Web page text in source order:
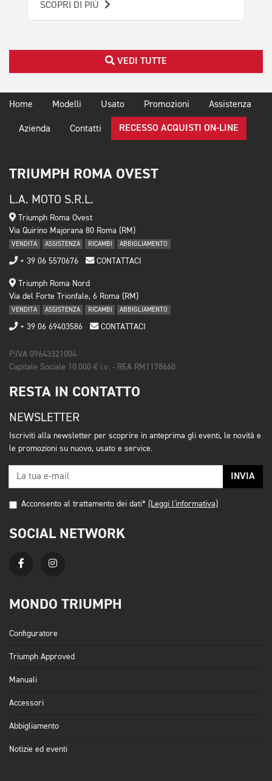
SCOPRI DI PIÙ
VEDI TUTTE
Home Modelli Usato Promozioni Assistenza
Azienda Contatti RECESSO ACQUISTI ON-LINE
TRIUMPH ROMA OVEST
L.A. MOTO S.R.L.
Triumph Roma Ovest
Via Quirino Majorana 80 Roma (RM)
VENDITA ASSISTENZA RICAMBI ABBIGLIAMENTO
+ 39 06 5570676 CONTATTACI
Triumph Roma Nord
Via del Forte Trionfale, 6 Roma (RM)
VENDITA ASSISTENZA RICAMBI ABBIGLIAMENTO
+ 39 06 69403586 CONTATTACI
P.IVA 09643321004
Capitale Sociale 10.000 € i.v. - REA RM1178660
RESTA IN CONTATTO
NEWSLETTER
Iscriviti alla newsletter per scoprire in anteprima gli eventi, le novità e
le promozioni su nuovo, usato e service.
INVIA
Acconsento al trattamento dei dati* (Leggi l'informativa)
SOCIAL NETWORK
MONDO TRIUMPH
Configuratore
Triumph Approved
Manuali
Accessori
Abbigliamento
Notizie ed eventi